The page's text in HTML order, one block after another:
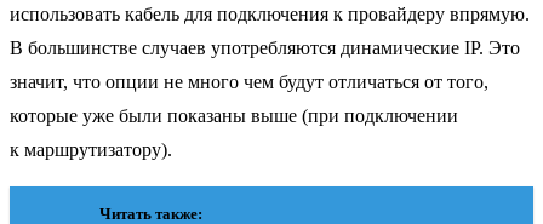
использовать кабель для подключения к провайдеру впрямую.
В большинстве случаев употребляются динамические IP. Это
значит, что опции не много чем будут отличаться от того,
которые уже были показаны выше (при подключении
к маршрутизатору).
Читать также: